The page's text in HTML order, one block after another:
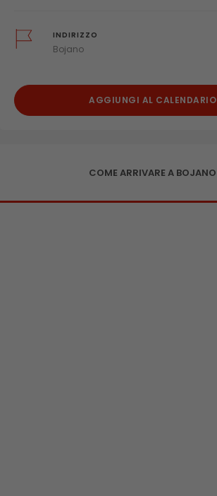
INDIRIZZO
Bojano
AGGIUNGI AL CALENDARIO
COME ARRIVARE A BOJANO